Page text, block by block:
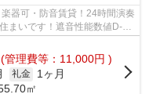
器可・防音賃貸！24時間演奏
まいです！遮音性能数値D-
(管理費等：11,000円 )
礼金
1ヶ月
㎡